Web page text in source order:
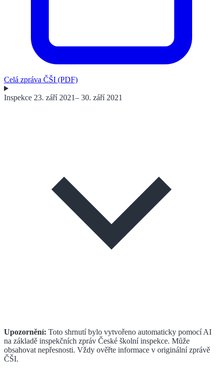
Celá zpráva ČŠI (PDF)
Inspekce 23. září 2021– 30. září 2021
Upozornění: Toto shrnutí bylo vytvořeno automaticky pomocí AI
na základě inspekčních zpráv České školní inspekce. Může
obsahovat nepřesnosti. Vždy ověřte informace v originální zprávě
ČŠI.